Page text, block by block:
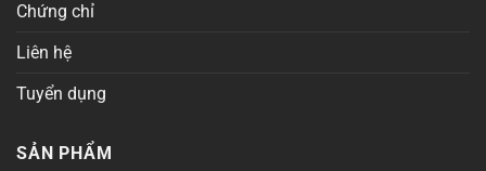
Chứng chỉ
Liên hệ
Tuyển dụng
SẢN PHẨM